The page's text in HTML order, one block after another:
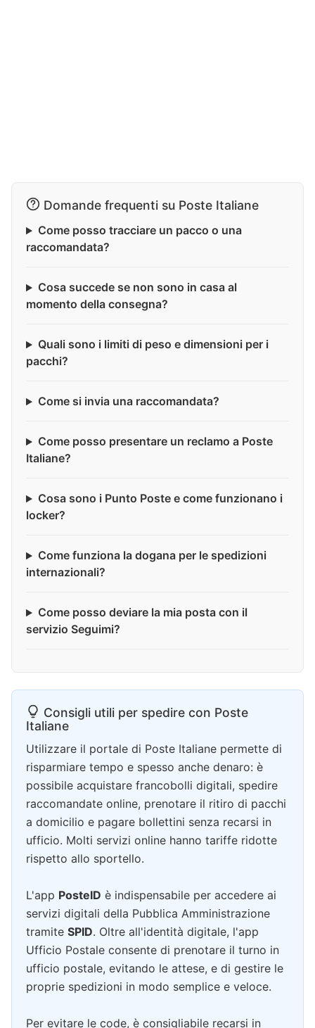
Domande frequenti su Poste Italiane
Come posso tracciare un pacco o una
raccomandata?
Cosa succede se non sono in casa al
momento della consegna?
Quali sono i limiti di peso e dimensioni per i
pacchi?
Come si invia una raccomandata?
Come posso presentare un reclamo a Poste
Italiane?
Cosa sono i Punto Poste e come funzionano i
locker?
Come funziona la dogana per le spedizioni
internazionali?
Come posso deviare la mia posta con il
servizio Seguimi?
Consigli utili per spedire con Poste
Italiane
Utilizzare il portale di Poste Italiane permette di
risparmiare tempo e spesso anche denaro: è
possibile acquistare francobolli digitali, spedire
raccomandate online, prenotare il ritiro di pacchi
a domicilio e pagare bollettini senza recarsi in
ufficio. Molti servizi online hanno tariffe ridotte
rispetto allo sportello.
L'app PosteID è indispensabile per accedere ai
servizi digitali della Pubblica Amministrazione
tramite SPID. Oltre all'identità digitale, l'app
Ufficio Postale consente di prenotare il turno in
ufficio postale, evitando le attese, e di gestire le
proprie spedizioni in modo semplice e veloce.
Per evitare le code, è consigliabile recarsi in